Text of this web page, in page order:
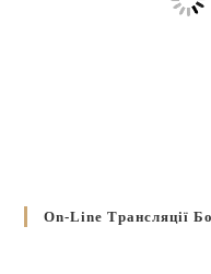
On-Line Трансляції